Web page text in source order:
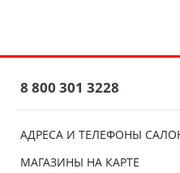
АДРЕСА И ТЕЛЕФОНЫ
МАГАЗИНЫ НА КАРТЕ
8 800 301 3228